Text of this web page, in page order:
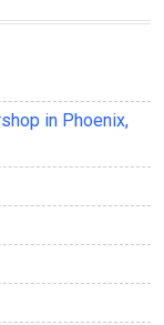
in Phoenix,